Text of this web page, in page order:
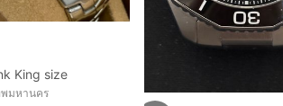
King size
พมหานคร